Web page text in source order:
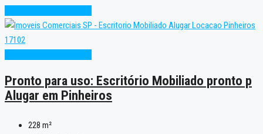
Pronto para uso: Escritório Mobiliado pronto p
Alugar em Pinheiros
228 m²